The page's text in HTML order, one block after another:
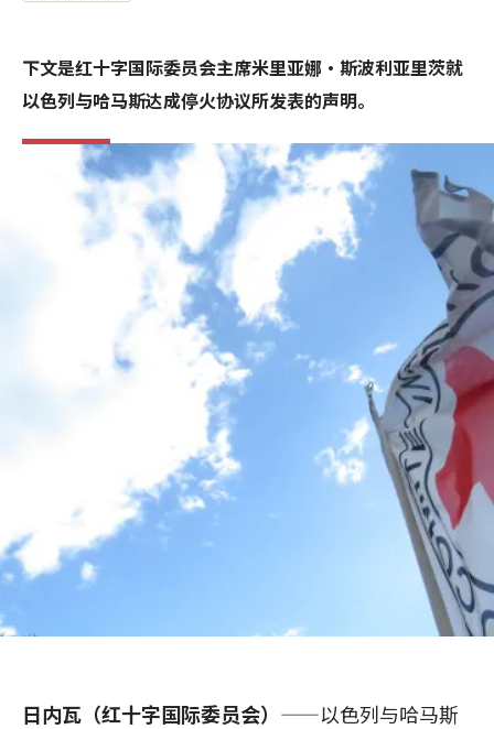
下文是红十字国际委员会主席米里亚娜·斯波利亚里茨就
以色列与哈马斯达成停火协议所发表的声明。
日内瓦（红十字国际委员会） ——以色列与哈马斯